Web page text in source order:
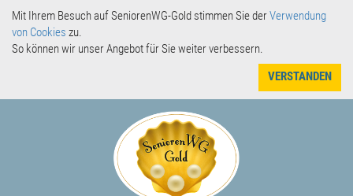
Mit Ihrem Besuch auf SeniorenWG-Gold stimmen Sie derVerwendung
von Cookies zu.
So können wir unser Angebot für Sie weiter verbessern.
VERSTANDEN
Gesuche